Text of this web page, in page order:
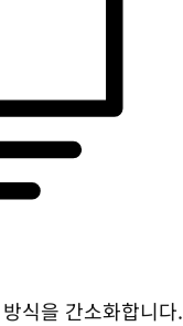
식을 간소화합니다.